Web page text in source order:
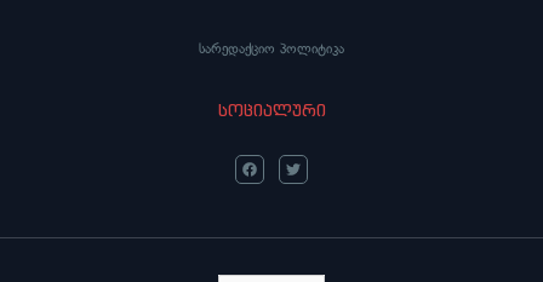
სარედაქციო პოლიტიკა
სოციალური